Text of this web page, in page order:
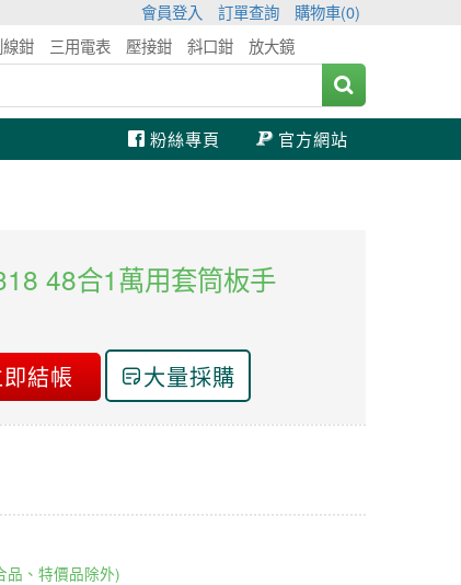
會員登入 訂單查詢 購物車(0)
鉗 三用電表 壓接鉗 斜口鉗 放大鏡
官方網站
粉絲專頁
48合1萬用套筒板手
結帳 大量採購
、特價品除外)